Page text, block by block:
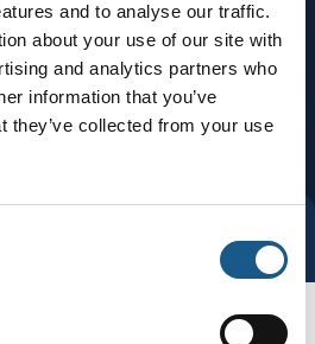
and to analyse our traffic.
about your use of our site with
and analytics partners who
information that you’ve
they’ve collected from your use